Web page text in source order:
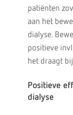
patiënten
aan het
dialyse.
positieve
het draagt
Positieve
dialyse